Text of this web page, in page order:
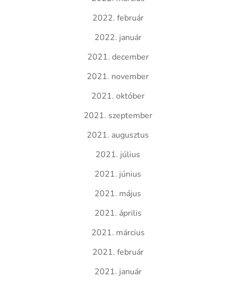
2022. február
2022. január
2021. december
2021. november
2021. október
2021. szeptember
2021. augusztus
2021. július
2021. június
2021. május
2021. április
2021. március
2021. február
2021. január